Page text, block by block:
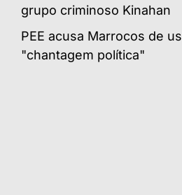
grupo criminoso Kinahan
PEE acusa Marrocos de
"chantagem política"